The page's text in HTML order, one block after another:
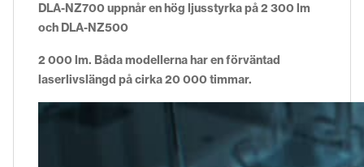
DLA-NZ700 uppnår en hög ljusstyrka på 2 300 lm
och DLA-NZ500
2 000 lm. Båda modellerna har en förväntad
laserlivslängd på cirka 20 000 timmar.